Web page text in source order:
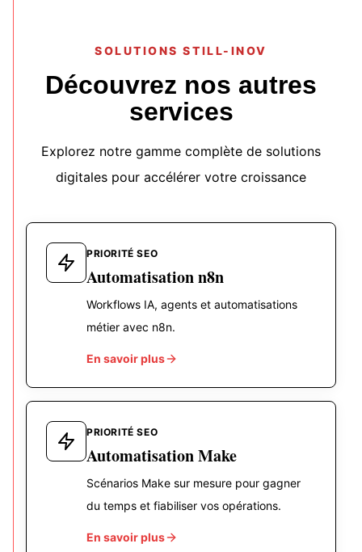
SOLUTIONS STILL-INOV
Découvrez nos autres
services
Explorez notre gamme complète de solutions
digitales pour accélérer votre croissance
PRIORITÉ SEO
Automatisation n8n
Workflows IA, agents et automatisations
métier avec n8n.
En savoir plus
PRIORITÉ SEO
Automatisation Make
Scénarios Make sur mesure pour gagner
du temps et fiabiliser vos opérations.
En savoir plus